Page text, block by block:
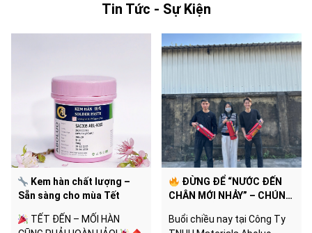
Tin Tức - Sự Kiện
Kem hàn chất lượng –
Sẵn sàng cho mùa Tết
TẾT ĐẾN – MỐI HÀN
ĐỪNG ĐỂ “NƯỚC ĐẾN
CHÂN MỚI NHẢY” – CHÚNG
TÌNH HUỐNG!
Buổi chiều nay tại Công Ty